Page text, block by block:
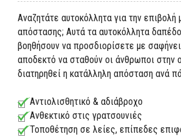
Αναζητάτε αυτοκόλλητα για την επιβολή
απόστασης; Αυτά τα αυτοκόλλητα
βοηθήσουν να προσδιορίσετε με
αποδεκτό να σταθούν οι άνθρωποι στην
διατηρηθεί η κατάλληλη απόσταση ανά
Αντιολισθητικό & αδιάβροχο
Ανθεκτικό στις γρατσουνιές
Τοποθέτηση σε λείες, επίπεδες